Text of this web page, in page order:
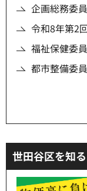
企画総務委
令和8年第2
福祉保健委
都市整備委
世田谷区を知る